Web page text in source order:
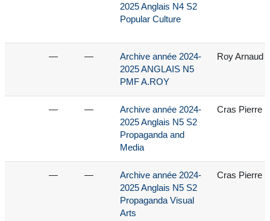
2025 Anglais N4 S2
Popular Culture
— —
Archive année 2024-
2025 ANGLAIS N5
PMF A.ROY
Roy Arnaud
— —
Archive année 2024-
2025 Anglais N5 S2
Propaganda and
Media
Cras Pierre
— —
Archive année 2024-
2025 Anglais N5 S2
Propaganda Visual
Arts
Cras Pierre